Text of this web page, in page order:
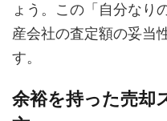
ょう。この「自分なり
産会社の査定額の妥当
す。
余裕を持った売却